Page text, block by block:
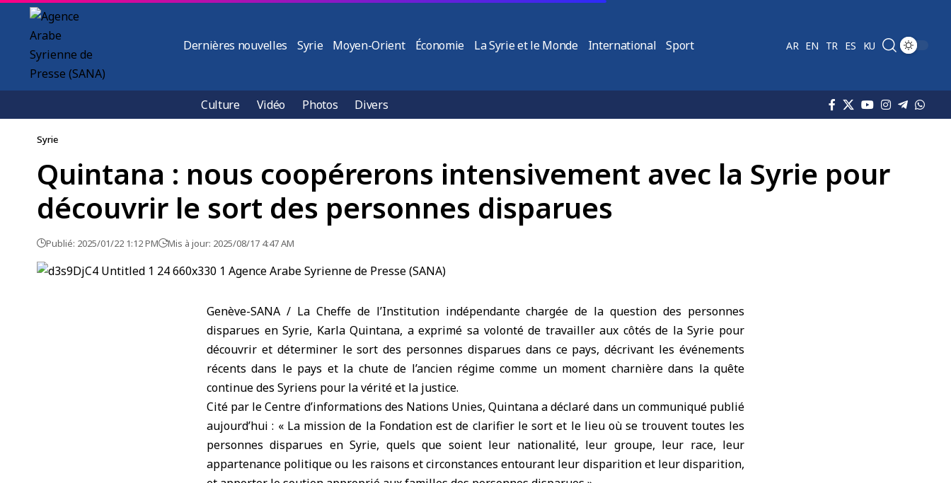
Dernières nouvelles Syrie Moyen-Orient Économie La Syrie et le Monde International Sport AR EN TR ES KU
Culture Vidéo Photos Divers
Syrie
Quintana : nous coopérerons intensivement avec la Syrie pour
découvrir le sort des personnes disparues
Publié: 2025/01/22 1:12 PM Mis à jour: 2025/08/17 4:47 AM
Genève-SANA / La Cheffe de l’Institution indépendante chargée de la question des personnes
disparues en Syrie, Karla Quintana, a exprimé sa volonté de travailler aux côtés de la Syrie pour
découvrir et déterminer le sort des personnes disparues dans ce pays, décrivant les événements
récents dans le pays et la chute de l’ancien régime comme un moment charnière dans la quête
continue des Syriens pour la vérité et la justice.
Cité par le Centre d’informations des Nations Unies, Quintana a déclaré dans un communiqué publié
aujourd’hui : « La mission de la Fondation est de clarifier le sort et le lieu où se trouvent toutes les
personnes disparues en Syrie, quels que soient leur nationalité, leur groupe, leur race, leur
appartenance politique ou les raisons et circonstances entourant leur disparition et leur disparition,